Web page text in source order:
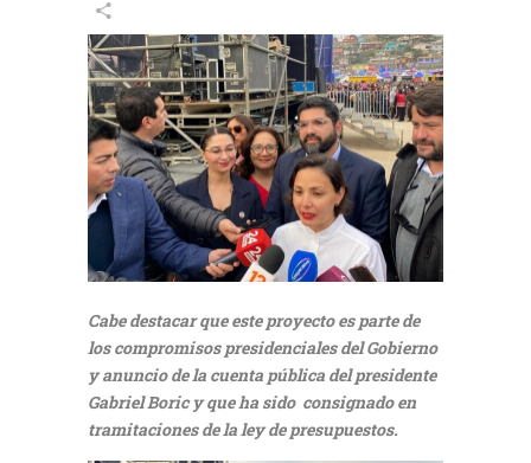
Cabe destacar que este proyecto es parte de
los compromisos presidenciales del Gobierno
y anuncio de la cuenta pública del presidente
Gabriel Boric y que ha sido consignado en
tramitaciones de la ley de presupuestos.